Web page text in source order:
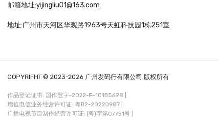
邮箱地址:yijingliu01@163.com
地址:广州市天河区华观路1963号天虹科技园1栋251室
COPYRIFHT © 2023-2026 广州发码行有限公司 版权所有
作品登记证书: 国作登字-2022-F-10185698 |
增值电信业务经营许可证: 粤B2-20220987 |
广播电视节目制作经营许可证: (粤)字第07751号 |